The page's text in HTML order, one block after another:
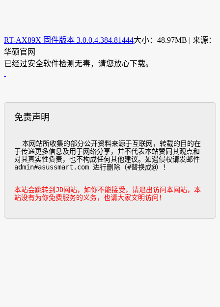
RT-AX89X 固件版本 3.0.0.4.384.81444大小：48.97MB | 来源：
华硕官网
已经过安全软件检测无毒，请您放心下载。
免责声明
于传递更多信息及用于网络分享，并不代表本站赞同其观点和
对其真实性负责，也不构成任何其他建议。如遇侵权请发邮件
admin#asussmart.com 进行删除（#替换成@）！
本站会跳转到JD网站，如你不能接受，请退出访问本网站，本
站没有为你免费服务的义务，也请大家文明访问！